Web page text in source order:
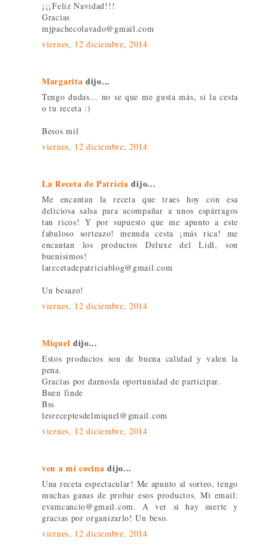
¡¡¡Feliz Navidad!!!
Gracias
mjpachecolavado@gmail.com
viernes, 12 diciembre, 2014
Margarita dijo...
Tengo dudas... no se que me gusta más, si la cesta
o tu receta :)
Besos mil
viernes, 12 diciembre, 2014
La Receta de Patricia dijo...
Me encantan la receta que traes hoy con esa
deliciosa salsa para acompañar a unos espárragos
tan ricos! Y por supuesto que me apunto a este
fabuloso sorteazo! menuda cesta ¡más rica! me
encantan los productos Deluxe del Lidl, son
buenísimos!
larecetadepatriciablog@gmail.com
Un besazo!
viernes, 12 diciembre, 2014
Miquel dijo...
Estos productos son de buena calidad y valen la
pena.
Gracias por darnosla oportunidad de participar.
Buen finde
Bss
lesreceptesdelmiquel@gmail.com
viernes, 12 diciembre, 2014
ven a mi cocina dijo...
Una receta espectacular! Me apunto al sorteo, tengo
muchas ganas de probar esos productos. Mi email:
evamcancio@gmail.com. A ver si hay suerte y
gracias por organizarlo! Un beso.
viernes, 12 diciembre, 2014